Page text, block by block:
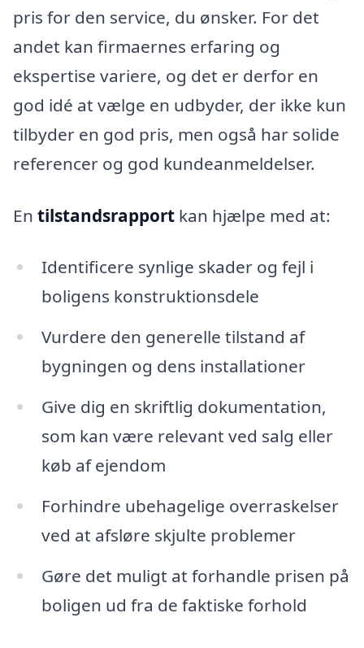
pris for den service, du ønsker. For det
andet kan firmaernes erfaring og
ekspertise variere, og det er derfor en
god idé at vælge en udbyder, der ikke kun
tilbyder en god pris, men også har solide
referencer og god kundeanmeldelser.
En tilstandsrapport kan hjælpe med at:
Identificere synlige skader og fejl i
boligens konstruktionsdele
Vurdere den generelle tilstand af
bygningen og dens installationer
Give dig en skriftlig dokumentation,
som kan være relevant ved salg eller
køb af ejendom
Forhindre ubehagelige overraskelser
ved at afsløre skjulte problemer
Gøre det muligt at forhandle prisen på
boligen ud fra de faktiske forhold